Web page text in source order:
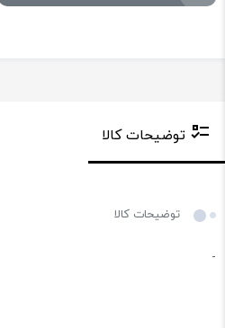
توضیحات کالا
توضیحات کالا
-